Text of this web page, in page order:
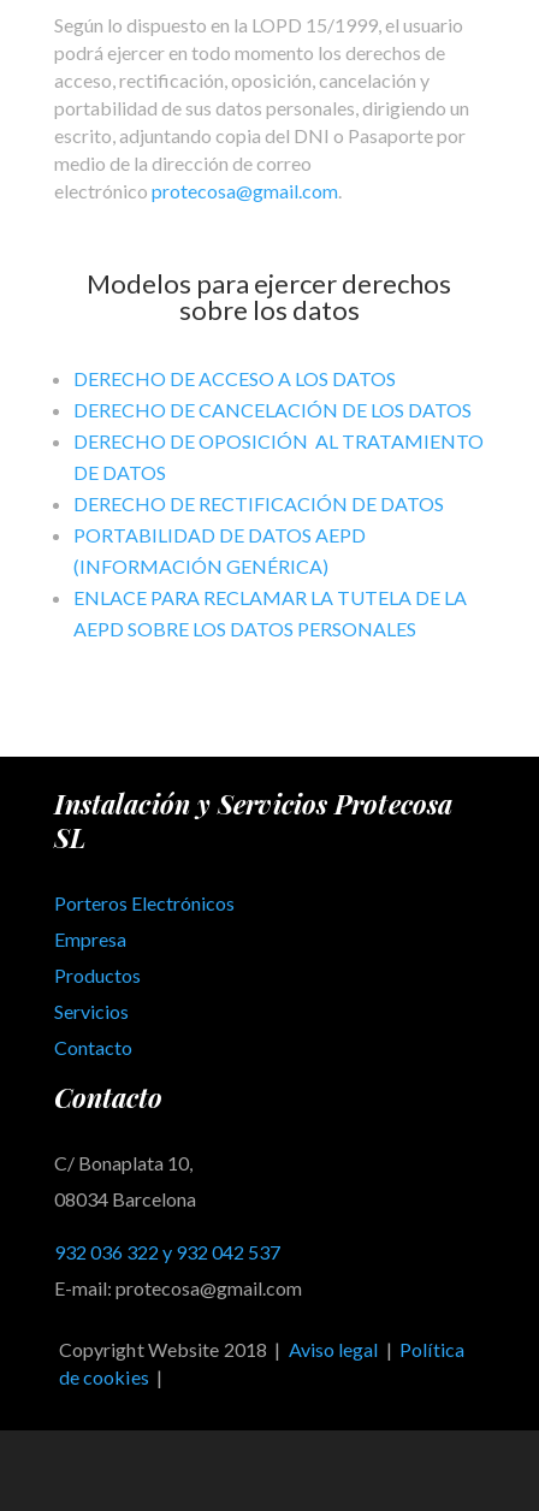
Según lo dispuesto en la LOPD 15/1999, el usuario
podrá ejercer en todo momento los derechos de
acceso, rectificación, oposición, cancelación y
portabilidad de sus datos personales, dirigiendo un
escrito, adjuntando copia del DNI o Pasaporte por
medio de la dirección de correo
electrónico protecosa@gmail.com.
Modelos para ejercer derechos
sobre los datos
DERECHO DE ACCESO A LOS DATOS
DERECHO DE CANCELACIÓN DE LOS DATOS
DERECHO DE OPOSICIÓN AL TRATAMIENTO
DE DATOS
DERECHO DE RECTIFICACIÓN DE DATOS
PORTABILIDAD DE DATOS AEPD
(INFORMACIÓN GENÉRICA)
ENLACE PARA RECLAMAR LA TUTELA DE LA
AEPD SOBRE LOS DATOS PERSONALES
Instalación y Servicios Protecosa
SL
Porteros Electrónicos
Empresa
Productos
Servicios
Contacto
Contacto
C/ Bonaplata 10,
08034 Barcelona
932 036 322 y 932 042 537
E-mail: protecosa@gmail.com
Copyright Website 2018 | Aviso legal | Política
de cookies |